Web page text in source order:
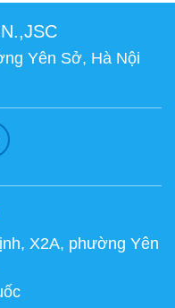
Yên Sở, Hà Nội
X2A, phường Yên